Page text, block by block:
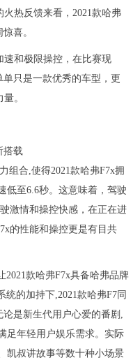
热反馈来看，2021款哈弗
喜。
速和极限操控，在比赛现
单只是一款优秀的车型，更
。
搭载
组合,使得2021款哈弗F7x拥
低至6.6秒。这意味着，驾驶
激情和操控快感，在正在进
的性能和操控更是有目共
2021款哈弗F7x具备哈弗品牌
的加持下,2021款哈弗F7同
是新生代用户心爱的番剧,
足年轻用户娱乐需求。实际
凯叔讲故事等数十种小场景